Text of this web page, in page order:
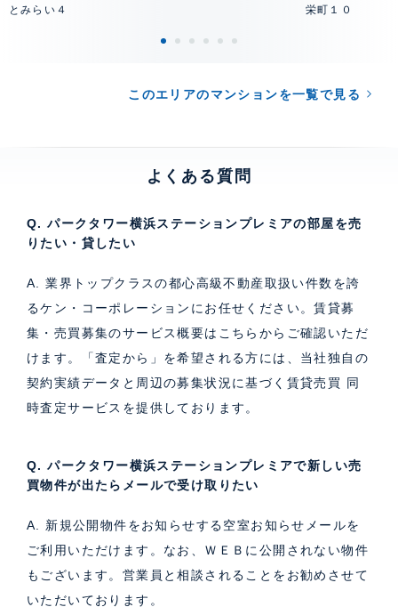
とみらい４
栄町１０
このエリアのマンションを一覧で見る
よくある質問
Q. パークタワー横浜ステーションプレミアの部屋を売
りたい・貸したい
A. 業界トップクラスの都心高級不動産取扱い件数を誇
るケン・コーポレーションにお任せください。賃貸募
集・売買募集のサービス概要はこちら からご確認いただ
けます。「査定から」を希望される方には、当社独自の
契約実績データと周辺の募集状況に基づく 賃貸売買 同
時査定サービス を提供しております。
Q. パークタワー横浜ステーションプレミアで新しい売
買物件が出たらメールで受け取りたい
A. 新規公開物件をお知らせする空室お知らせメールを
ご利用いただけます。なお、ＷＥＢに公開されない物件
もございます。営業員と相談されることをお勧めさせて
いただいております。